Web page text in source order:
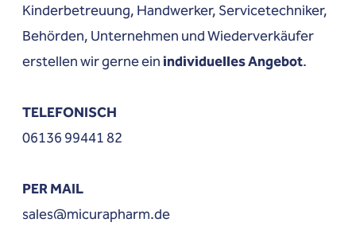
Kinderbetreuung, Handwerker, Servicetechniker,
Behörden, Unternehmen und Wiederverkäufer
erstellen wir gerne ein individuelles Angebot.
TELEFONISCH
06136 99441 82
PER MAIL
sales@micurapharm.de